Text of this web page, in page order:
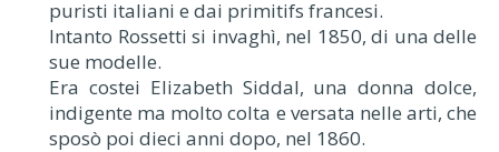
puristi italiani e dai primitifs francesi.
Intanto Rossetti si invaghì, nel 1850, di una delle
sue modelle.
Era costei Elizabeth Siddal, una donna dolce,
indigente ma molto colta e versata nelle arti, che
sposò poi dieci anni dopo, nel 1860.